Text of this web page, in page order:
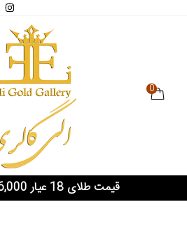
0
قیمت طلای 18 عیار 18,506,000 تومان